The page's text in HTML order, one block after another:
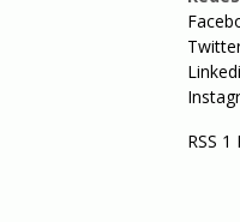
RSS 1